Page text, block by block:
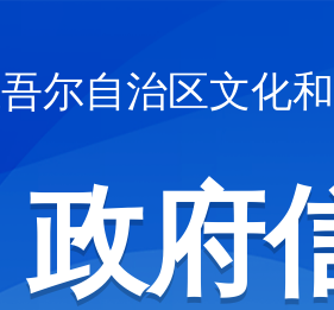
尔自治区文化
政府